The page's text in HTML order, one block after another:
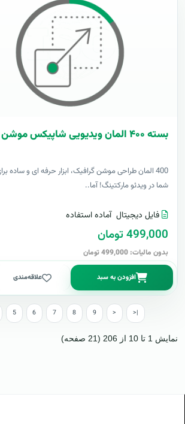
بسته ۴۰۰ المان ویدیویی شاپیکس موشن گرافیک
400 المان طراحی موشن گرافیک، ابزار حرفه ای و ساده
شما در ویدئو مارکتینگ! آما..
فایل دیجیتال آماده استفاده
499,000 تومان
بدون مالیات: 499,000 تومان
افزودن به سبد علاقه‌مندی
5 6 7 8 9 > >|
نمایش 1 تا 10 از 206 (21 صفحه)